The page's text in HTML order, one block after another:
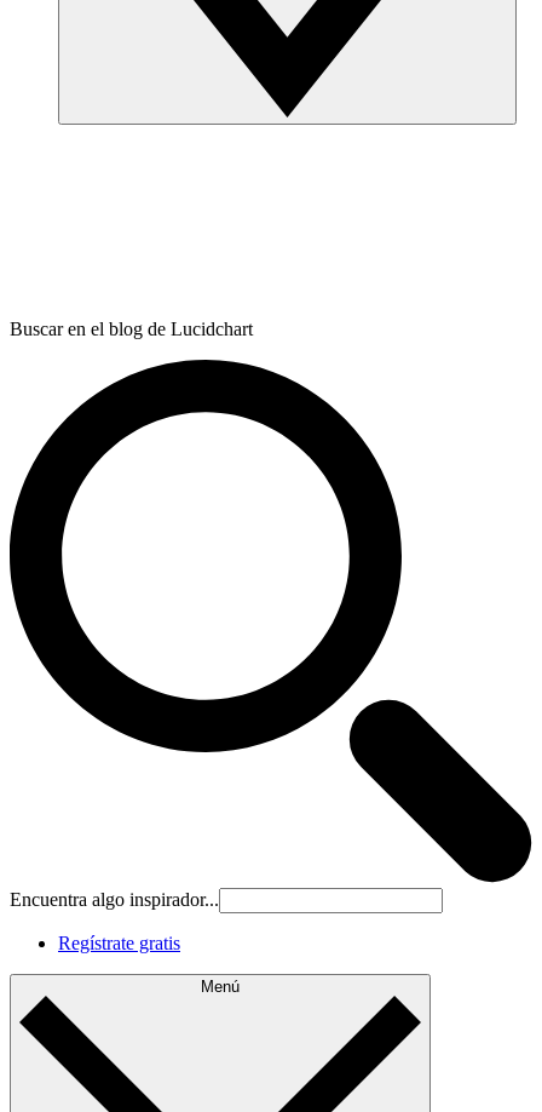
Buscar en el blog de Lucidchart
Encuentra algo inspirador...
Regístrate gratis
Menú